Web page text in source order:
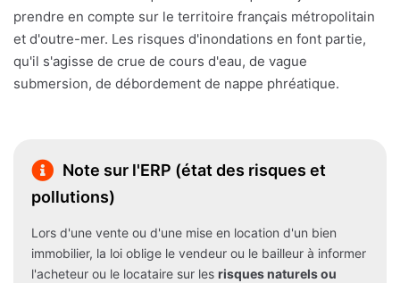
prendre en compte sur le territoire français métropolitain
et d'outre-mer. Les risques d'inondations en font partie,
qu'il s'agisse de crue de cours d'eau, de vague
submersion, de débordement de nappe phréatique.
Note sur l'ERP (état des risques et
pollutions)
Lors d'une vente ou d'une mise en location d'un bien
immobilier, la loi oblige le vendeur ou le bailleur à informer
l'acheteur ou le locataire sur les risques naturels ou